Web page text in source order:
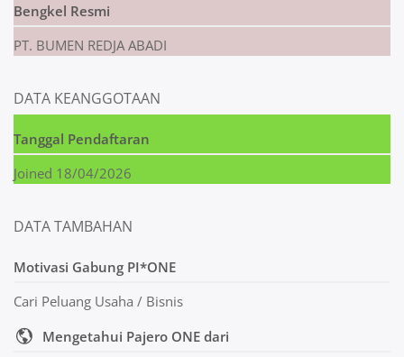
Bengkel Resmi
PT. BUMEN REDJA ABADI
DATA KEANGGOTAAN
Tanggal Pendaftaran
Joined 18/04/2026
DATA TAMBAHAN
Motivasi Gabung PI*ONE
Cari Peluang Usaha / Bisnis
Mengetahui Pajero ONE dari